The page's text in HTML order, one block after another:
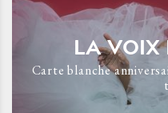
LA VOIX
Carte blanche